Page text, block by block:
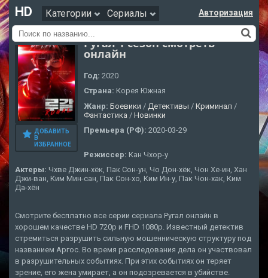
HD Категории Сериалы Авторизация
ДОБАВИТЬ
В
ИЗБРАННОЕ
Ругал 1 сезон смотреть
онлайн
Год: 2020
Страна: Корея Южная
Жанр: Боевики / Детективы / Криминал /
Фантастика / Новинки
Премьера (РФ): 2020-03-29
Режиссер: Кан Чхор-у
Актеры: Чхве Джин-хёк, Пак Сон-ун, Чо Дон-хёк, Чон Хе-ин, Хан
Джи-ван, Ким Мин-сан, Пак Сон-хо, Ким Ин-у, Пак Чон-хак, Ким
Да-хён
Смотрите бесплатно все серии сериала Ругал онлайн в
хорошем качестве HD 720p и FHD 1080p. Известный детектив
стремиться разрушить сильную мошенническую структуру под
названием Аргос. Во время расследования дела он участвовал
в разрушительных событиях. При этих событиях он теряет
зрение, его жена умирает, а он подозревается в убийстве.